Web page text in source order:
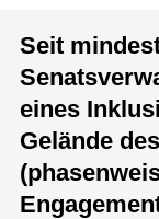
Seit
eines
Gelände